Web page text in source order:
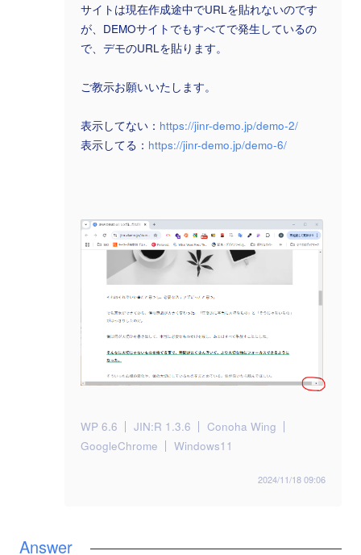
サイトは現在作成途中でURLを貼れないのです
が、DEMOサイトでもすべてで発生しているの
で、デモのURLを貼ります。
ご教示お願いいたします。
表示してない： https://jinr-demo.jp/demo-2/
表示してる： https://jinr-demo.jp/demo-6/
WP 6.6 JIN:R 1.3.6
Conoha Wing
GoogleChrome
Windows11
2024/11/18 09:06